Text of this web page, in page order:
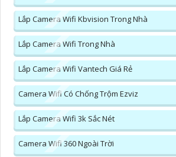
Lắp Camera Wifi Kbvision Trong Nhà
Lắp Camera Wifi Trong Nhà
Lắp Camera Wifi Vantech Giá Rẻ
Camera Wifi Có Chống Trộm Ezviz
Lắp Camera Wifi 3k Sắc Nét
Camera Wifi 360 Ngoài Trời